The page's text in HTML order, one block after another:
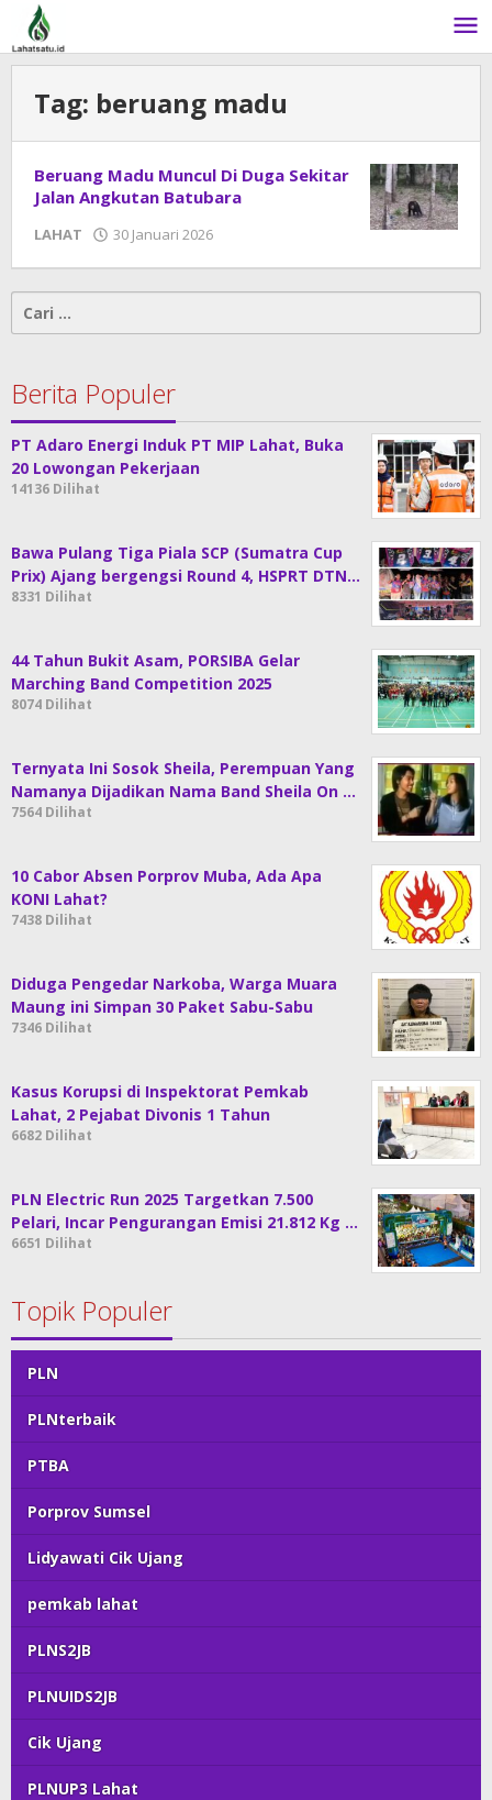
Lewati
konten
Tag: beruang madu
Beruang Madu Muncul Di Duga Sekitar
Jalan Angkutan Batubara
LAHAT 30 Januari 2026
Cari
untuk:
Berita Populer
PT Adaro Energi Induk PT MIP Lahat, Buka
20 Lowongan Pekerjaan
14136 Dilihat
Bawa Pulang Tiga Piala SCP (Sumatra Cup
Prix) Ajang bergengsi Round 4, HSPRT DTN…
8331 Dilihat
44 Tahun Bukit Asam, PORSIBA Gelar
Marching Band Competition 2025
8074 Dilihat
Ternyata Ini Sosok Sheila, Perempuan Yang
Namanya Dijadikan Nama Band Sheila On …
7564 Dilihat
10 Cabor Absen Porprov Muba, Ada Apa
KONI Lahat?
7438 Dilihat
Diduga Pengedar Narkoba, Warga Muara
Maung ini Simpan 30 Paket Sabu-Sabu
7346 Dilihat
Kasus Korupsi di Inspektorat Pemkab
Lahat, 2 Pejabat Divonis 1 Tahun
6682 Dilihat
PLN Electric Run 2025 Targetkan 7.500
Pelari, Incar Pengurangan Emisi 21.812 Kg …
6651 Dilihat
Topik Populer
PLN
PLNterbaik
PTBA
Porprov Sumsel
Lidyawati Cik Ujang
pemkab lahat
PLNS2JB
PLNUIDS2JB
Cik Ujang
PLNUP3 Lahat